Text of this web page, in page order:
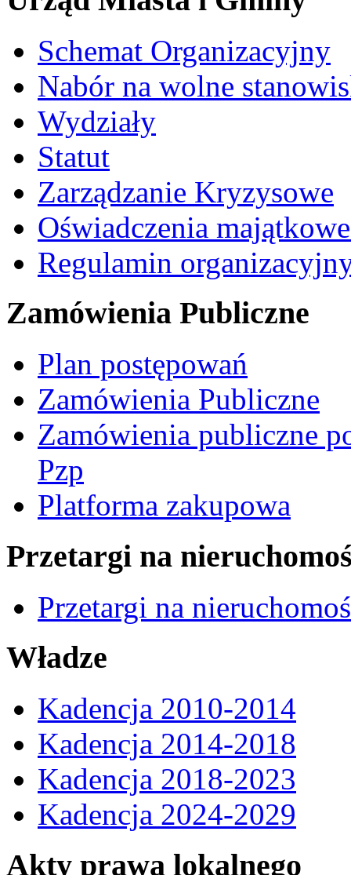
Schemat Organizacyjny
Nabór na wolne
Wydziały
Statut
Zarządzanie Kryzysowe
Oświadczenia
Regulamin
Zamówienia Publiczne
Plan postępowań
Zamówienia Publiczne
Zamówienia publiczne
Pzp
Platforma zakupowa
Przetargi na
Przetargi na
Władze
Kadencja 2010-2014
Kadencja 2014-2018
Kadencja 2018-2023
Kadencja 2024-2029
Akty prawa lokalnego